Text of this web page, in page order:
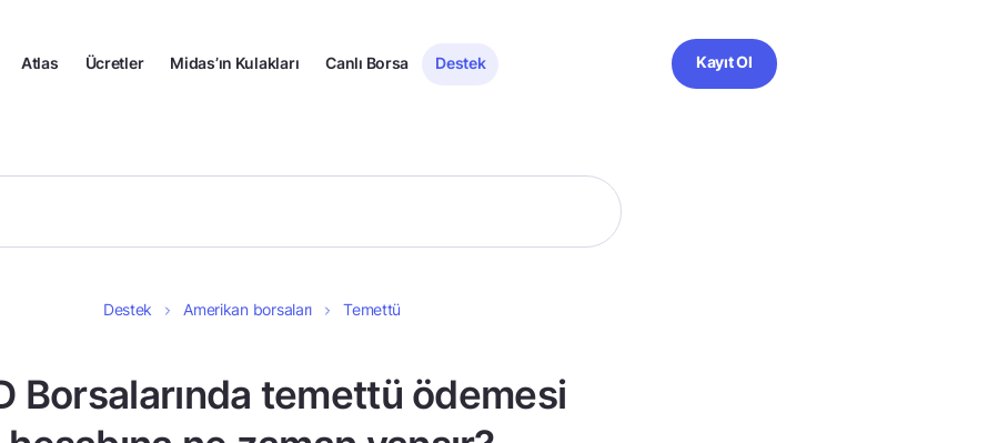
Atlas Ücretler Midas’ın Kulakları Canlı Borsa Destek Kayıt Ol
Destek Amerikan borsaları Temettü
Borsalarında temettü ödemesi